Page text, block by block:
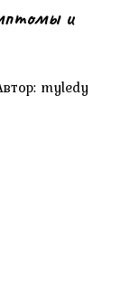
и
myledy